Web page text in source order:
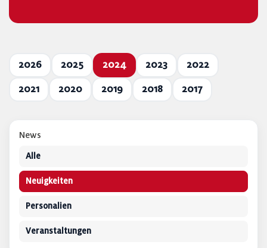
2026 2025 2024 2023 2022
2021 2020 2019 2018 2017
News
Alle
Neuigkeiten
Personalien
Veranstaltungen